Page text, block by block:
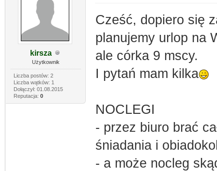
kirsza
Użytkownik
Liczba postów: 2
Liczba wątków: 1
Dołączył: 01.08.2015
Reputacja: 0
Cześć, dopiero się
planujemy urlop na
ale córka 9 mscy.
I pytań mam kilka
NOCLEGI
- przez biuro brać
śniadania i
- a może nocleg